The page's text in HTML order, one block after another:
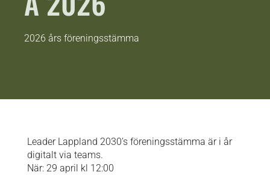
2026 års föreningsstämma
Leader Lappland 2030’s föreningsstämma är i år
digitalt via teams.
När: 29 april kl 12:00